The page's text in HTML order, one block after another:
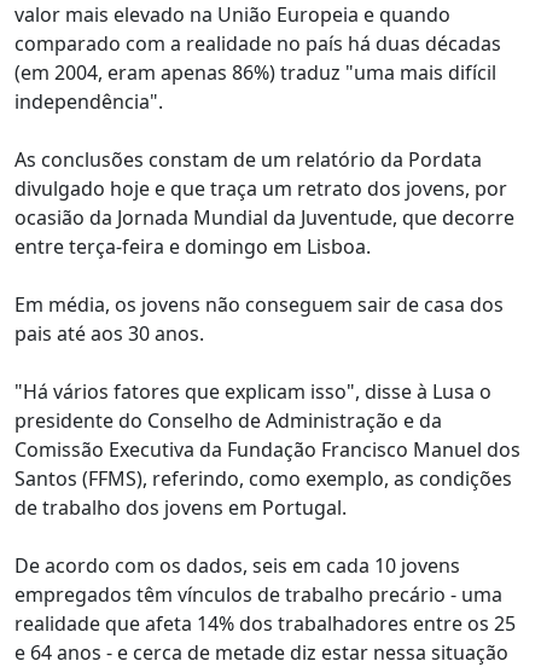
valor mais elevado na União Europeia e quando
comparado com a realidade no país há duas décadas
(em 2004, eram apenas 86%) traduz "uma mais difícil
independência".
As conclusões constam de um relatório da Pordata
divulgado hoje e que traça um retrato dos jovens, por
ocasião da Jornada Mundial da Juventude, que decorre
entre terça-feira e domingo em Lisboa.
Em média, os jovens não conseguem sair de casa dos
pais até aos 30 anos.
"Há vários fatores que explicam isso", disse à Lusa o
presidente do Conselho de Administração e da
Comissão Executiva da Fundação Francisco Manuel dos
Santos (FFMS), referindo, como exemplo, as condições
de trabalho dos jovens em Portugal.
De acordo com os dados, seis em cada 10 jovens
empregados têm vínculos de trabalho precário - uma
realidade que afeta 14% dos trabalhadores entre os 25
e 64 anos - e cerca de metade diz estar nessa situação